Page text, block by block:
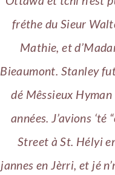
fréthe du Sieur
Mathie, et
Bieaumont. Stanley
dé Mêssieux Hyman
années. J’avions ‘té
Street à St. Hélyi
jannes en Jèrri, et jé